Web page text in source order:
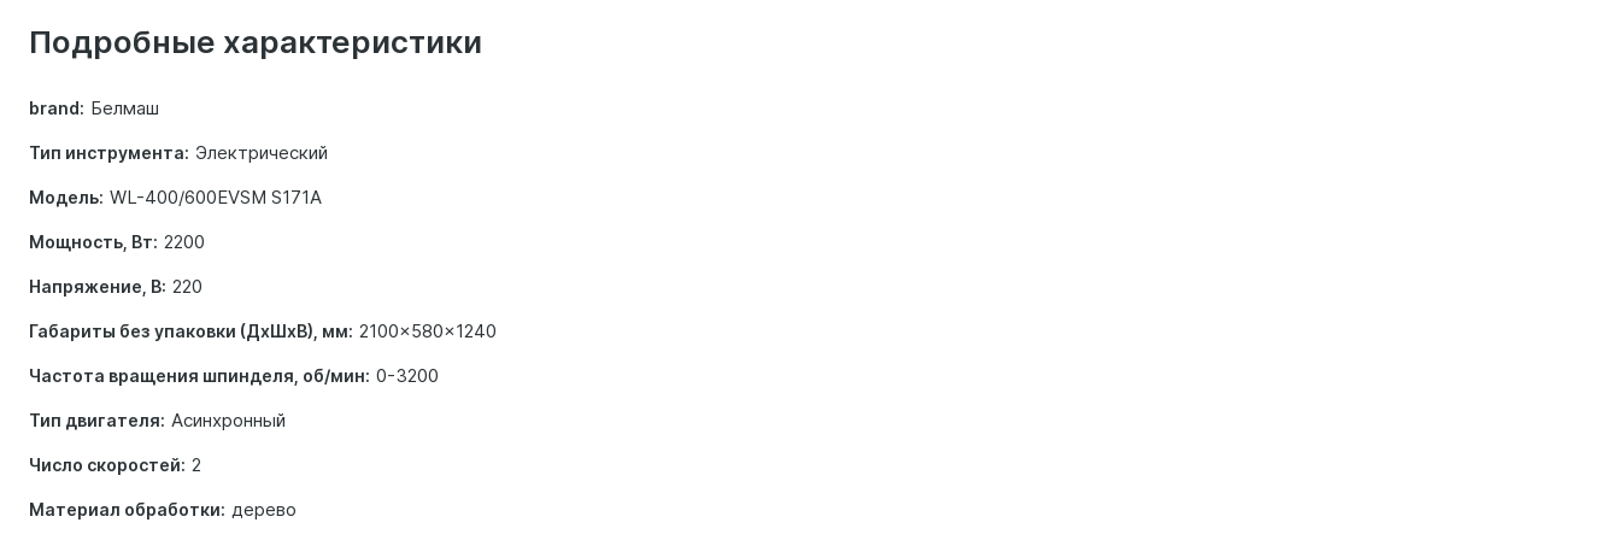
товаре
Подробные характеристики
brand: Белмаш
Тип инструмента: Электрический
Модель: WL-400/600EVSM S171A
Мощность, Вт: 2200
Напряжение, В: 220
Габариты без упаковки (ДхШхВ), мм: 2100x580x1240
Частота вращения шпинделя, об/мин: 0-3200
Тип двигателя: Асинхронный
Число скоростей: 2
Материал обработки: дерево